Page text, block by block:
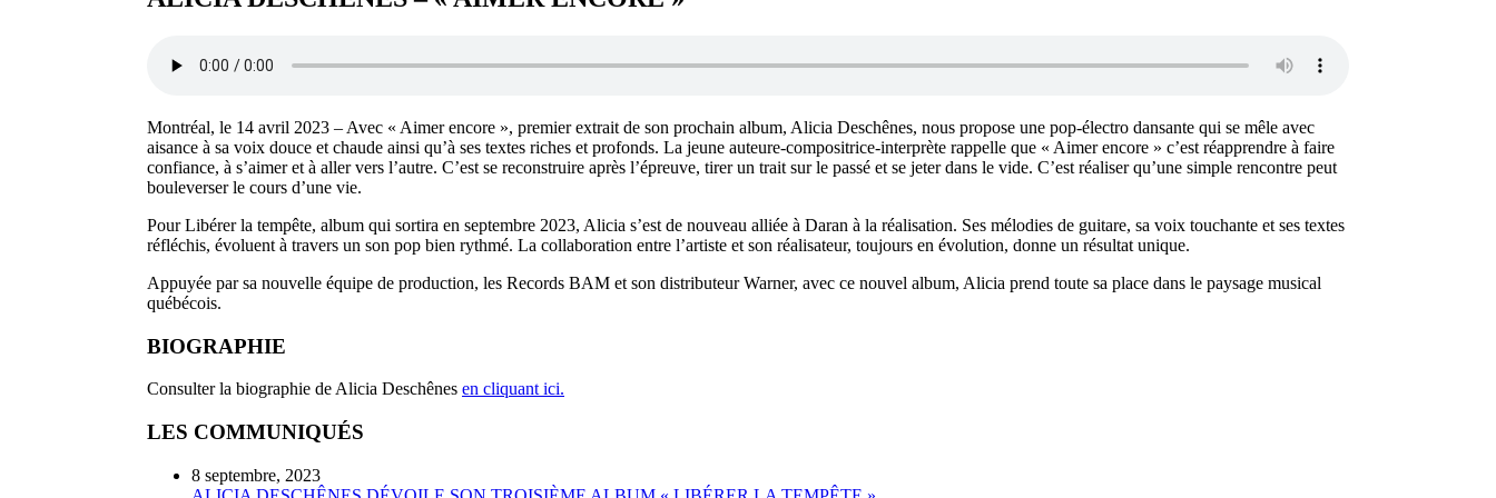
Montréal, le 14 avril 2023 – Avec « Aimer encore », premier extrait de son prochain album, Alicia Deschênes, nous propose une pop-électro dansante qui se mêle avec
aisance à sa voix douce et chaude ainsi qu’à ses textes riches et profonds. La jeune auteure-compositrice-interprète rappelle que « Aimer encore » c’est réapprendre à faire
confiance, à s’aimer et à aller vers l’autre. C’est se reconstruire après l’épreuve, tirer un trait sur le passé et se jeter dans le vide. C’est réaliser qu’une simple rencontre peut
bouleverser le cours d’une vie.
Pour Libérer la tempête, album qui sortira en septembre 2023, Alicia s’est de nouveau alliée à Daran à la réalisation. Ses mélodies de guitare, sa voix touchante et ses textes
réfléchis, évoluent à travers un son pop bien rythmé. La collaboration entre l’artiste et son réalisateur, toujours en évolution, donne un résultat unique.
Appuyée par sa nouvelle équipe de production, les Records BAM et son distributeur Warner, avec ce nouvel album, Alicia prend toute sa place dans le paysage musical
québécois.
BIOGRAPHIE
Consulter la biographie de Alicia Deschênes en cliquant ici.
LES COMMUNIQUÉS
8 septembre, 2023